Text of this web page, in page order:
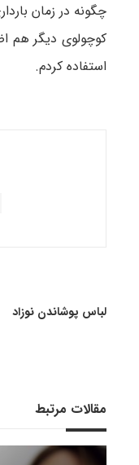
چگونه در زمان
استفاده کردم.
لباس پوشاندن نوزاد
مقالات مرتبط